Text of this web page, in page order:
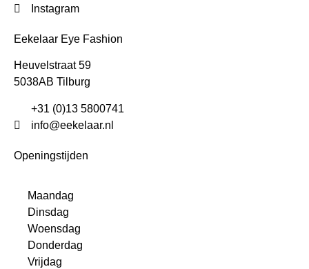
Instagram
Eekelaar Eye Fashion
Heuvelstraat 59
5038AB Tilburg
+31 (0)13 5800741
info@eekelaar.nl
Openingstijden
Maandag
Dinsdag
Woensdag
Donderdag
Vrijdag